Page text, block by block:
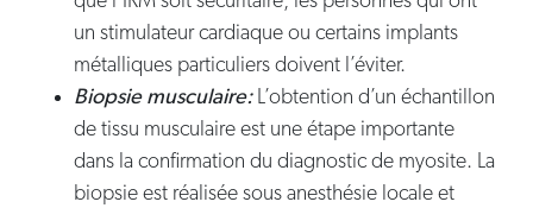
un stimulateur cardiaque ou certains implants
métalliques particuliers doivent l’éviter.
Biopsie musculaire: L’obtention d’un échantillon
de tissu musculaire est une étape importante
dans la confirmation du diagnostic de myosite. La
biopsie est réalisée sous anesthésie locale et